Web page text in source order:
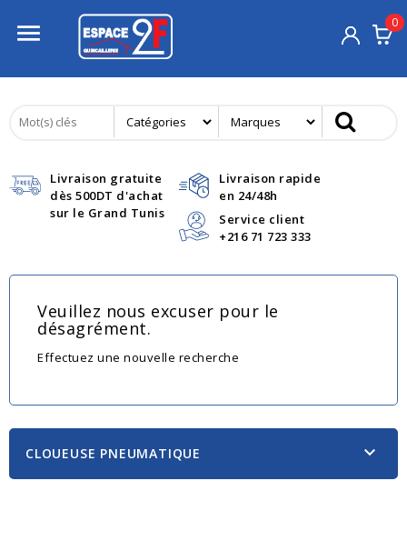
 0
Livraison gratuite
dès 500DT d'achat
sur le Grand Tunis
Livraison rapide
en 24/48h
Service client
+216 71 723 333
Veuillez nous excuser pour le
désagrément.
Effectuez une nouvelle recherche
CLOUEUSE PNEUMATIQUE 